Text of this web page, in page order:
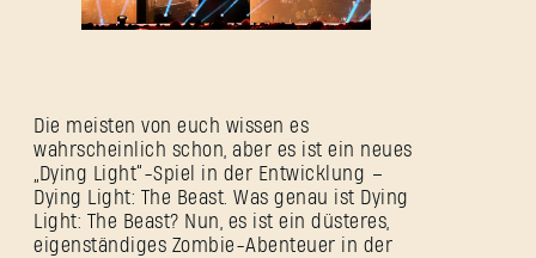
Die meisten von euch wissen es
wahrscheinlich schon, aber es ist ein neues
„Dying Light“-Spiel in der Entwicklung –
Dying Light: The Beast. Was genau ist Dying
Light: The Beast? Nun, es ist ein düsteres,
eigenständiges Zombie-Abenteuer in der